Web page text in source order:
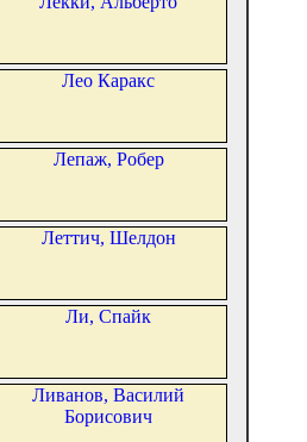
Лео Каракс
Лепаж, Робер
Леттич, Шелдон
Ли, Спайк
Ливанов, Василий
Борисович